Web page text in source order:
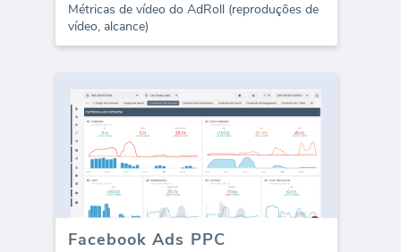
Métricas de vídeo do AdRoll (reproduções de
vídeo, alcance)
Facebook Ads PPC